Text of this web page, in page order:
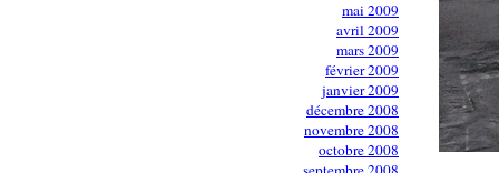
mai 2009
avril 2009
mars 2009
février 2009
janvier 2009
décembre 2008
novembre 2008
octobre 2008